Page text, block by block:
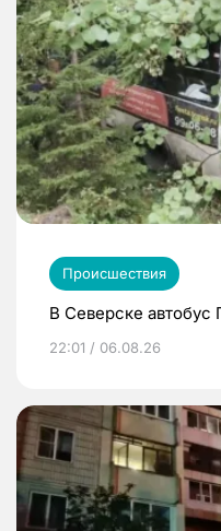
Происшествия
В Северске
22:01 / 06.08.26